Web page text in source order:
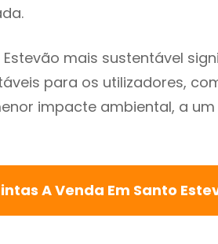
mais sustentável
para os utilizadores,
impacte ambiental, a
A Venda Em Santo